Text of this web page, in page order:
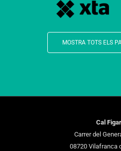
MOSTRA TOTS ELS
Cal
Carrer del
08720 Vilafranca